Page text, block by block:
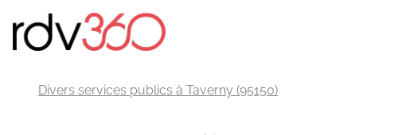
Divers services publics à Taverny (95150)